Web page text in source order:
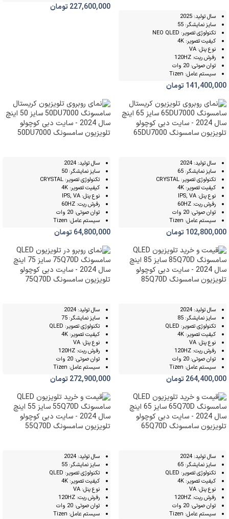
سال تولید: 2025
سایز نمایشگر: 55
تکنولوژی تصویر: NEO QLED
کیفیت تصویر: 4K
نوع پنل: VA
رفرش ریت: 120HZ
توان صوتی: 20 وات
سیستم عامل: Tizen
141,400,000تومان
227,600,000تومان
تلویزیون سامسونگ 65DU7000
سال تولید: 2024
سایز نمایشگر: 65
تکنولوژی تصویر: CRYSTAL
کیفیت تصویر: 4K
نوع پنل: IPS, VA
رفرش ریت: 60HZ
توان صوتی: 20 وات
سیستم عامل: Tizen
102,800,000تومان
تلویزیون سامسونگ 50DU7000
سال تولید: 2024
سایز نمایشگر: 50
تکنولوژی تصویر: CRYSTAL
کیفیت تصویر: 4K
نوع پنل: IPS, VA
رفرش ریت: 60HZ
توان صوتی: 20 وات
سیستم عامل: Tizen
64,800,000تومان
تلویزیون سامسونگ 85Q70D
سال تولید: 2024
سایز نمایشگر: 85
تکنولوژی تصویر: QLED
کیفیت تصویر: 4K
نوع پنل: VA
رفرش ریت: 120HZ
توان صوتی: 20 وات
سیستم عامل: Tizen
264,400,000تومان
تلویزیون سامسونگ 75Q70D
سال تولید: 2024
سایز نمایشگر: 75
تکنولوژی تصویر: QLED
کیفیت تصویر: 4K
نوع پنل: VA
رفرش ریت: 120HZ
توان صوتی: 20 وات
سیستم عامل: Tizen
272,900,000تومان
تلویزیون سامسونگ 65Q70D
سال تولید: 2024
سایز نمایشگر: 65
تکنولوژی تصویر: QLED
کیفیت تصویر: 4K
نوع پنل: VA
رفرش ریت: 120HZ
توان صوتی: 20 وات
سیستم عامل: Tizen
تلویزیون سامسونگ 55Q70D
سال تولید: 2024
سایز نمایشگر: 55
تکنولوژی تصویر: QLED
کیفیت تصویر: 4K
نوع پنل: VA
رفرش ریت: 120HZ
توان صوتی: 20 وات
سیستم عامل: Tizen